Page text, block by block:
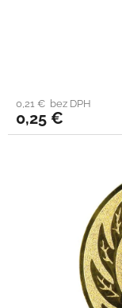
0,21 € bez DPH
0,25 €